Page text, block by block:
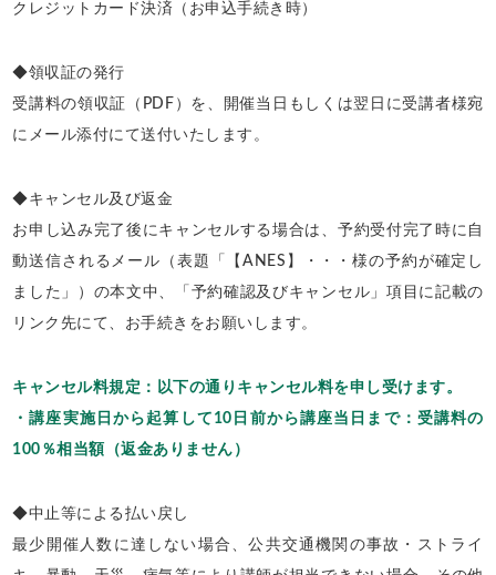
クレジットカード決済（お申込手続き時）
◆領収証の発行
受講料の領収証（PDF）を、開催当日もしくは翌日に受講者様宛
にメール添付にて送付いたします。
◆キャンセル及び返金
お申し込み完了後にキャンセルする場合は、予約受付完了時に自
動送信されるメール（表題「【ANES】・・・様の予約が確定し
ました」）の本文中、「予約確認及びキャンセル」項目に記載の
リンク先にて、お手続きをお願いします。
キャンセル料規定：以下の通りキャンセル料を申し受けます。
・講座実施日から起算して10日前から講座当日まで：受講料の
100％相当額（返金ありません）
◆中止等による払い戻し
最少開催人数に達しない場合、公共交通機関の事故・ストライ